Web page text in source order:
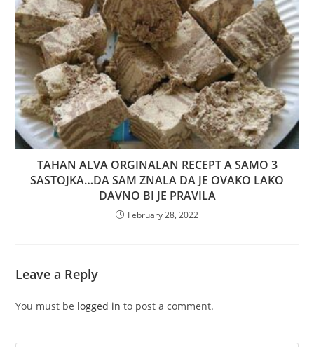
TAHAN ALVA ORGINALAN RECEPT A SAMO 3
SASTOJKA…DA SAM ZNALA DA JE OVAKO LAKO
DAVNO BI JE PRAVILA
February 28, 2022
Leave a Reply
You must be logged in to post a comment.